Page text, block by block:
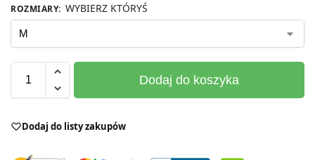
ROZMIARY: WYBIERZ KTÓRYŚ
Dodaj do koszyka
Dodaj do listy zakupów